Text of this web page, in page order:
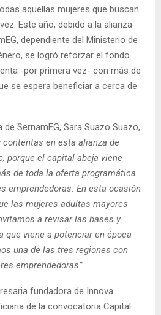
aquellas mujeres que buscan
Este año, debido a la alianza
dependiente del Ministerio de
se logró reforzar el fondo
-por primera vez- con más de
se espera beneficiar a cerca de
SernamEG, Sara Suazo Suazo,
contentas en esta alianza de
porque el capital abeja viene
de toda la oferta programática
emprendedoras. En esta ocasión
las mujeres adultas mayores
a revisar las bases y
que viene a potenciar en época
una de las tres regiones con
emprendedoras”.
fundadora de Innova
de la convocatoria Capital